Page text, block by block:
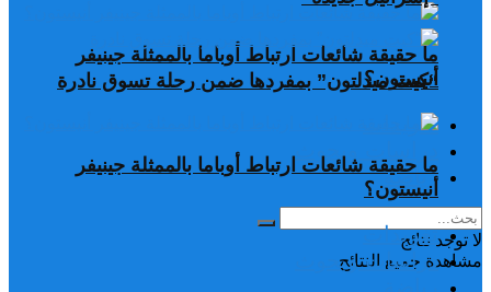
ما حقيقة شائعات ارتباط أوباما بالممثلة جينيفر
أنيستون؟
تغريدات
دراسات وبحوث
رياضة
لا توجد نتائج
مشاهدة جميع النتائح
“كيت ميدلتون” بمفردها ضمن رحلة تسوق نادرة
ما حقيقة شائعات ارتباط أوباما بالممثلة جينيفر
أنيستون؟
تغريدات
دراسات وبحوث